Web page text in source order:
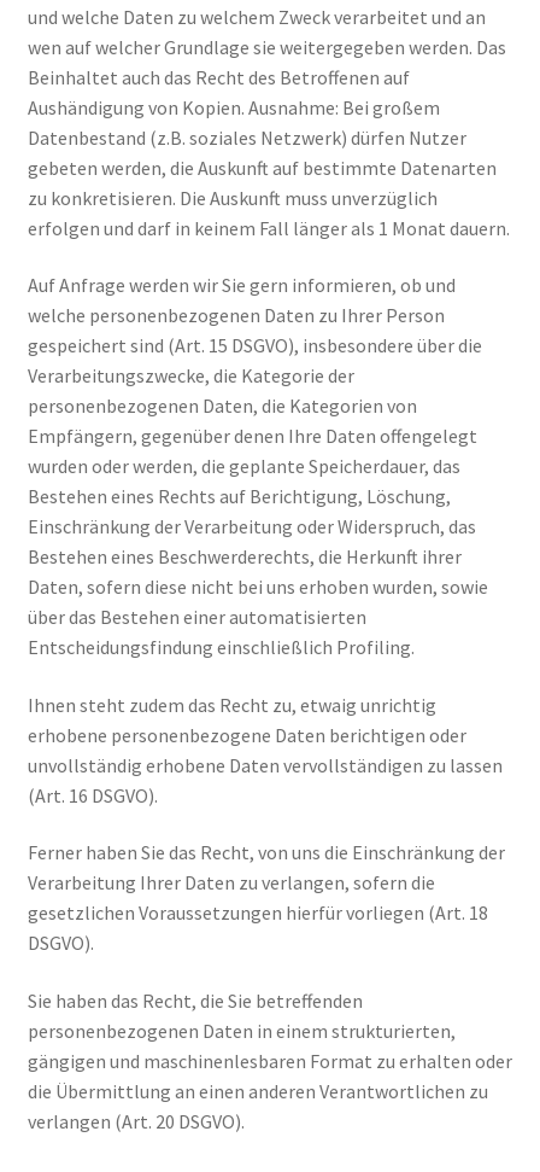
und welche Daten zu welchem Zweck verarbeitet und an
wen auf welcher Grundlage sie weitergegeben werden. Das
Beinhaltet auch das Recht des Betroffenen auf
Aushändigung von Kopien. Ausnahme: Bei großem
Datenbestand (z.B. soziales Netzwerk) dürfen Nutzer
gebeten werden, die Auskunft auf bestimmte Datenarten
zu konkretisieren. Die Auskunft muss unverzüglich
erfolgen und darf in keinem Fall länger als 1 Monat dauern.
Auf Anfrage werden wir Sie gern informieren, ob und
welche personenbezogenen Daten zu Ihrer Person
gespeichert sind (Art. 15 DSGVO), insbesondere über die
Verarbeitungszwecke, die Kategorie der
personenbezogenen Daten, die Kategorien von
Empfängern, gegenüber denen Ihre Daten offengelegt
wurden oder werden, die geplante Speicherdauer, das
Bestehen eines Rechts auf Berichtigung, Löschung,
Einschränkung der Verarbeitung oder Widerspruch, das
Bestehen eines Beschwerderechts, die Herkunft ihrer
Daten, sofern diese nicht bei uns erhoben wurden, sowie
über das Bestehen einer automatisierten
Entscheidungsfindung einschließlich Profiling.
Ihnen steht zudem das Recht zu, etwaig unrichtig
erhobene personenbezogene Daten berichtigen oder
unvollständig erhobene Daten vervollständigen zu lassen
(Art. 16 DSGVO).
Ferner haben Sie das Recht, von uns die Einschränkung der
Verarbeitung Ihrer Daten zu verlangen, sofern die
gesetzlichen Voraussetzungen hierfür vorliegen (Art. 18
DSGVO).
Sie haben das Recht, die Sie betreffenden
personenbezogenen Daten in einem strukturierten,
gängigen und maschinenlesbaren Format zu erhalten oder
die Übermittlung an einen anderen Verantwortlichen zu
verlangen (Art. 20 DSGVO).